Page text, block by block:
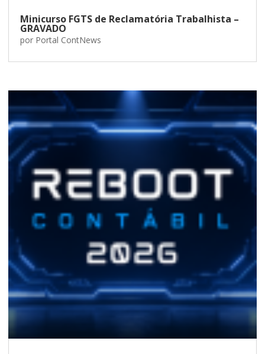
Minicurso FGTS de Reclamatória Trabalhista –
GRAVADO
por Portal ContNews